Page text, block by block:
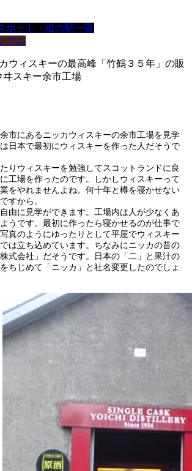
ポット・道の駅一覧
プル
ウィスキーの最高峰「竹鶴３５年」の販
スキー余市工場
市にあるニッカウィスキーの余市工場を見学
日本で最初にウィスキーを作った人だそうで
りウィスキーを勉強してスコットランドに良
工場を作ったのです。しかしウィスキーって
をやれませんよね。何十年と樽を寝かせない
すから。
由に見学ができます。工場内は人が少なくあ
うです。最初に作ったら寝かせるのが仕事で
真のようにゆったりとして平屋でウィスキー
は立ち込めています。ちなみにニッカの昔の
式会社」だそうです。日本の「二」と果汁の
ちじめて「ニッカ」と社名変更したのでしょ